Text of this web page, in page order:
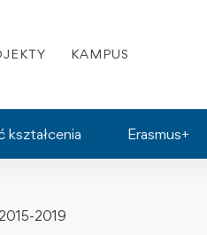
KAMPUS
kształcenia Erasmus+
2019